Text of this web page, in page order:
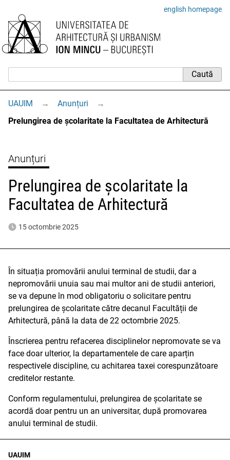
english homepage
UAUIM → Anunțuri
→
Prelungirea de școlaritate la Facultatea de Arhitectură
Anunțuri
Prelungirea de școlaritate la
Facultatea de Arhitectură
15 octombrie 2025
În situația promovării anului terminal de studii, dar a
nepromovării unuia sau mai multor ani de studii anteriori,
se va depune în mod obligatoriu o solicitare pentru
prelungirea de școlaritate către decanul Facultății de
Arhitectură, până la data de 22 octombrie 2025.
Înscrierea pentru refacerea disciplinelor nepromovate se va
face doar ulterior, la departamentele de care aparțin
respectivele discipline, cu achitarea taxei corespunzătoare
creditelor restante.
Conform regulamentului, prelungirea de școlaritate se
acordă doar pentru un an universitar, după promovarea
anului terminal de studii.
UAUIM